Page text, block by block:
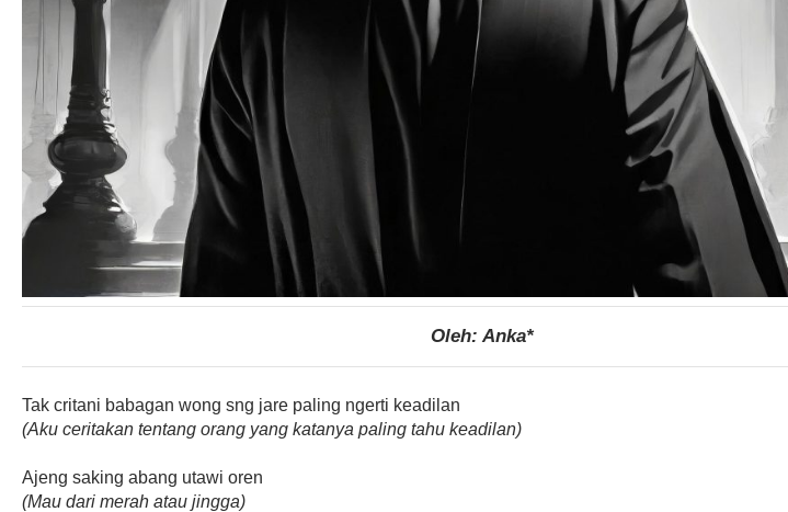
Oleh: Anka*
Tak critani babagan wong sng jare paling ngerti keadilan
(Aku ceritakan tentang orang yang katanya paling tahu keadilan)
Ajeng saking abang utawi oren
(Mau dari merah atau jingga)